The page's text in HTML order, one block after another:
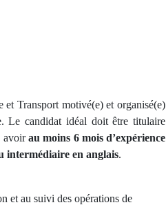
Transport motivé(e) et organisé(e)
Le candidat idéal doit être titulaire
avoirau moins 6 mois d’expérience
intermédiaire en anglais.
et au suivi des opérations de